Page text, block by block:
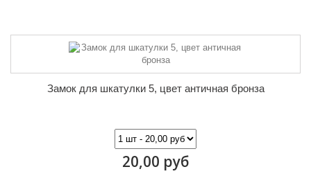
Замок для шкатулки 5, цвет античная бронза
20,00 руб